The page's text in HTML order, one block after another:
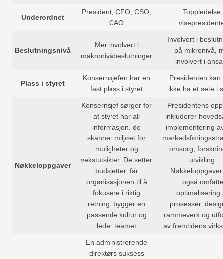
Underordnet
President, CFO, CSO,
CAO
Toppledelse,
Beslutningsnivå
Mer involvert i
makronivåbeslutninger
Involvert i
på mikronivå,
involvert i
Plass i styret
Konsernsjefen har en
fast plass i styret
Presidenten kan
ikke ha et sete i
Nøkkeloppgaver
Konsernsjef sørger for
at styret har all
informasjon, de
skanner miljøet for
muligheter og
vekstutsikter. De setter
budsjetter, får
organisasjonen til å
fokusere i riktig
retning, bygger en
passende kultur og
leder teamet
Presidentens
inkluderer
implementering
omsorg,
utvikling.
også omfatte
optimalisering
prosesser,
rammeverk og
av fremtidens
En administrerende
direktørs suksess